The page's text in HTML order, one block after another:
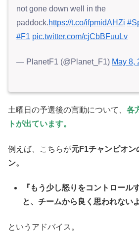
not gone down well in the
paddock.https://t.co/ifpmidAHZi
#F1 pic.twitter.com/cjCbBFuuLv
— PlanetF1 (@Planet_F1) May 8,
土曜日の予選後の言動について、 各
トが出ています。
例えば、こちらが元F1チャンピオン
ン。
『もう少し怒りをコントロール
と、チームから良く思われないよ
というアドバイス。